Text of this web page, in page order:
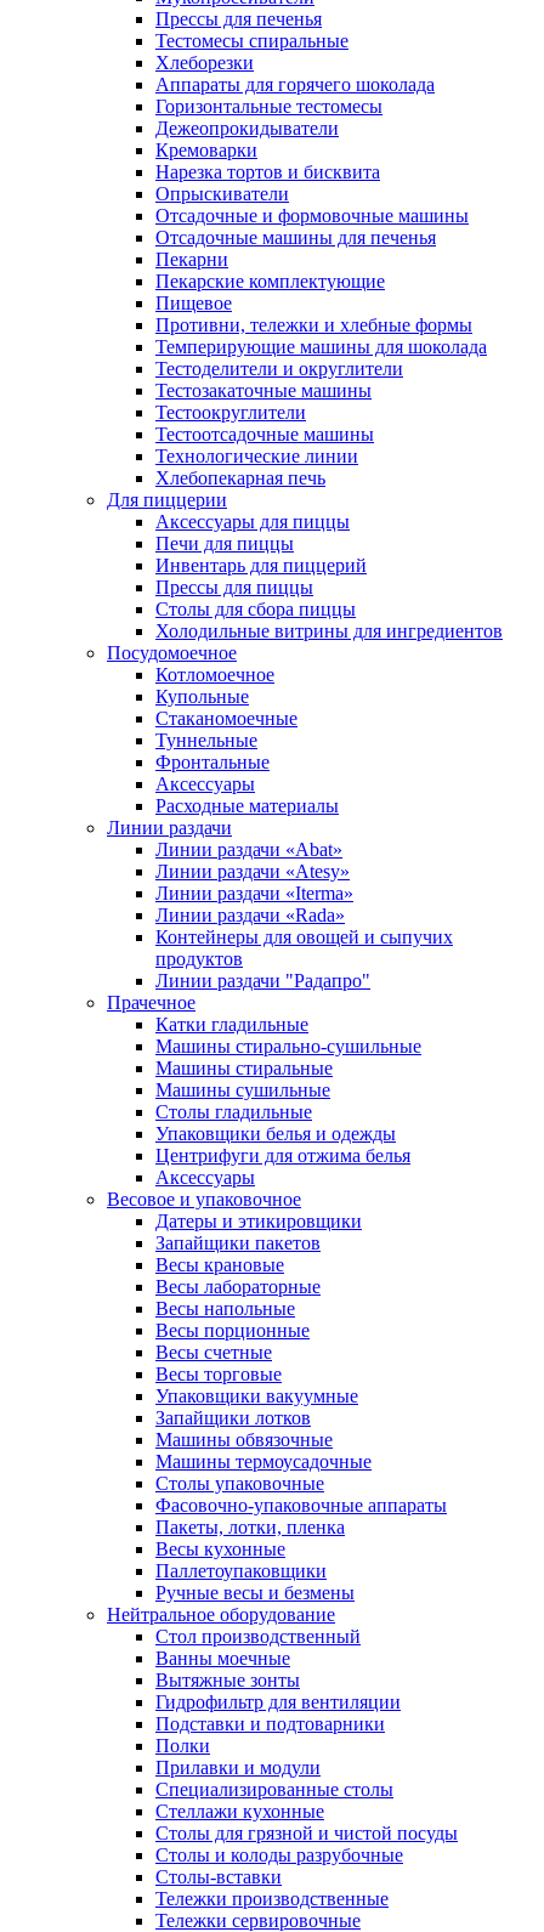
Прессы для печенья
Тестомесы спиральные
Хлеборезки
Аппараты для горячего шоколада
Горизонтальные тестомесы
Дежеопрокидыватели
Кремоварки
Нарезка тортов и бисквита
Опрыскиватели
Отсадочные и формовочные машины
Отсадочные машины для печенья
Пекарни
Пекарские комплектующие
Пищевое
Противни, тележки и хлебные формы
Темперирующие машины для шоколада
Тестоделители и округлители
Тестозакаточные машины
Тестоокруглители
Тестоотсадочные машины
Технологические линии
Хлебопекарная печь
Для пиццерии
Аксессуары для пиццы
Печи для пиццы
Инвентарь для пиццерий
Прессы для пиццы
Столы для сбора пиццы
Холодильные витрины для ингредиентов
Посудомоечное
Котломоечное
Купольные
Стаканомоечные
Туннельные
Фронтальные
Аксессуары
Расходные материалы
Линии раздачи
Линии раздачи «Abat»
Линии раздачи «Atesy»
Линии раздачи «Iterma»
Линии раздачи «Rada»
Контейнеры для овощей и сыпучих
продуктов
Линии раздачи "Радапро"
Прачечное
Катки гладильные
Машины стирально-сушильные
Машины стиральные
Машины сушильные
Столы гладильные
Упаковщики белья и одежды
Центрифуги для отжима белья
Аксессуары
Весовое и упаковочное
Датеры и этикировщики
Запайщики пакетов
Весы крановые
Весы лабораторные
Весы напольные
Весы порционные
Весы счетные
Весы торговые
Упаковщики вакуумные
Запайщики лотков
Машины обвязочные
Машины термоусадочные
Столы упаковочные
Фасовочно-упаковочные аппараты
Пакеты, лотки, пленка
Весы кухонные
Паллетоупаковщики
Ручные весы и безмены
Нейтральное оборудование
Cтол производственный
Ванны моечные
Вытяжные зонты
Гидрофильтр для вентиляции
Подставки и подтоварники
Полки
Прилавки и модули
Специализированные столы
Стеллажи кухонные
Столы для грязной и чистой посуды
Столы и колоды разрубочные
Столы-вставки
Тележки производственные
Тележки сервировочные